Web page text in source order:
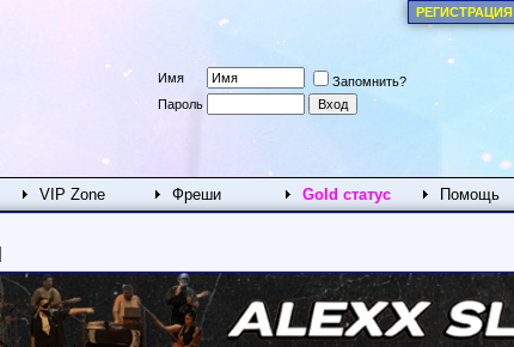
РЕГИСТРАЦИЯ
Имя
Запомнить?
Пароль
VIP Zone Фреши Gold статус Помощь